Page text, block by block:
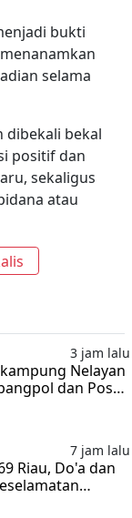
bukti
selama
dibekali bekal
positif dan
sekaligus
atau
3 jam lalu
Nelayan
dan Posal
7 jam lalu
Riau, Do'a dan